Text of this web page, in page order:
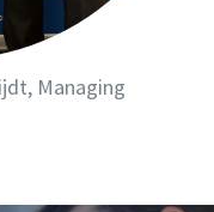
Managing